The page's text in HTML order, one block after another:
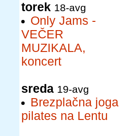
torek 18-avg
Only Jams -
VEČER
MUZIKALA,
koncert
sreda 19-avg
Brezplačna joga
pilates na Lentu